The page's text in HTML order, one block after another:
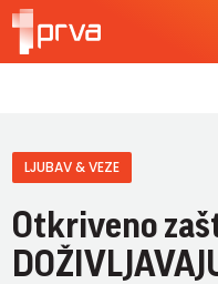
LJUBAV & VEZE
Otkriveno